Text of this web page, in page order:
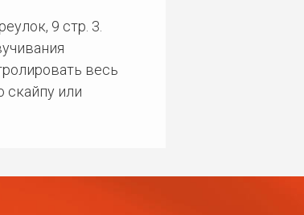
9 стр. 3.
весь
скайпу или